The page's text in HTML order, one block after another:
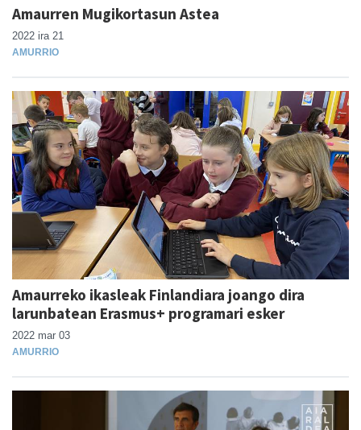
Amaurren Mugikortasun Astea
2022 ira 21
AMURRIO
Amaurreko ikasleak Finlandiara joango dira
larunbatean Erasmus+ programari esker
2022 mar 03
AMURRIO